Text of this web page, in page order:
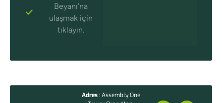
Beyanı’na
ulaşmak için
tıklayın.
Adres: Assembly One